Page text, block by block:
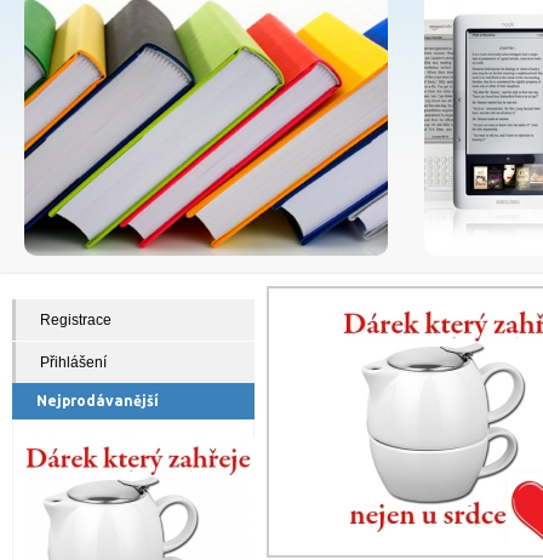
Registrace
Přihlášení
Nejprodávanější